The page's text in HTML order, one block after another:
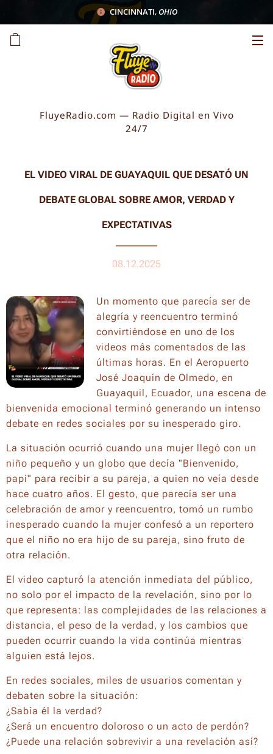
CINCINNATI,OHIO
FluyeRadio.com — Radio Digital en Vivo
24/7
EL VIDEO VIRAL DE GUAYAQUIL QUE DESATÓ UN
DEBATE GLOBAL SOBRE AMOR, VERDAD Y
EXPECTATIVAS
08.12.2025
Un momento que parecía ser de
alegría y reencuentro terminó
convirtiéndose en uno de los
videos más comentados de las
últimas horas. En el Aeropuerto
José Joaquín de Olmedo, en
Guayaquil, Ecuador, una escena de
bienvenida emocional terminó generando un intenso
debate en redes sociales por su inesperado giro.
La situación ocurrió cuando una mujer llegó con un
niño pequeño y un globo que decía "Bienvenido,
papi" para recibir a su pareja, a quien no veía desde
hace cuatro años. El gesto, que parecía ser una
celebración de amor y reencuentro, tomó un rumbo
inesperado cuando la mujer confesó a un reportero
que el niño no era hijo de su pareja, sino fruto de
otra relación.
El video capturó la atención inmediata del público,
no solo por el impacto de la revelación, sino por lo
que representa: las complejidades de las relaciones a
distancia, el peso de la verdad, y los cambios que
pueden ocurrir cuando la vida continúa mientras
alguien está lejos.
En redes sociales, miles de usuarios comentan y
debaten sobre la situación:
¿Sabía él la verdad?
¿Será un encuentro doloroso o un acto de perdón?
¿Puede una relación sobrevivir a una revelación así?